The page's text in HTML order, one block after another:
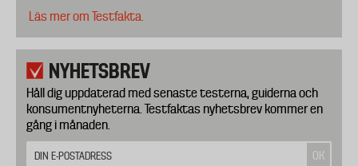
Läs mer om Testfakta.
NYHETSBREV
Håll dig uppdaterad med senaste testerna, guiderna och
konsumentnyheterna. Testfaktas nyhetsbrev kommer en
gång i månaden.